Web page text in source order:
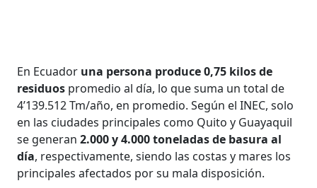
En Ecuador una persona produce 0,75 kilos de
residuos promedio al día, lo que suma un total de
4’139.512 Tm/año, en promedio. Según el INEC, solo
en las ciudades principales como Quito y Guayaquil
se generan2.000 y 4.000 toneladas de basura al
día, respectivamente, siendo las costas y mares los
principales afectados por su mala disposición.